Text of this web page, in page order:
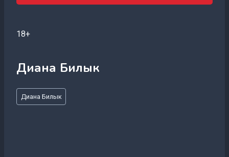
18+
Диана Билык
Метки
записи:
Диана Билык